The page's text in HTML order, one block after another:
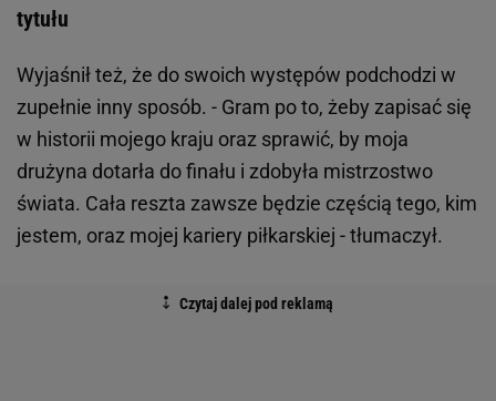
tytułu
Wyjaśnił też, że do swoich występów podchodzi w
zupełnie inny sposób. - Gram po to, żeby zapisać się
w historii mojego kraju oraz sprawić, by moja
drużyna dotarła do finału i zdobyła mistrzostwo
świata. Cała reszta zawsze będzie częścią tego, kim
jestem, oraz mojej kariery piłkarskiej - tłumaczył.